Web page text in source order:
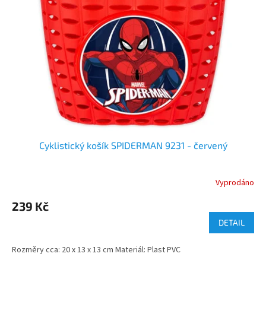
Cyklistický košík SPIDERMAN 9231 - červený
Vyprodáno
239 Kč
DETAIL
Rozměry cca: 20 x 13 x 13 cm Materiál: Plast PVC